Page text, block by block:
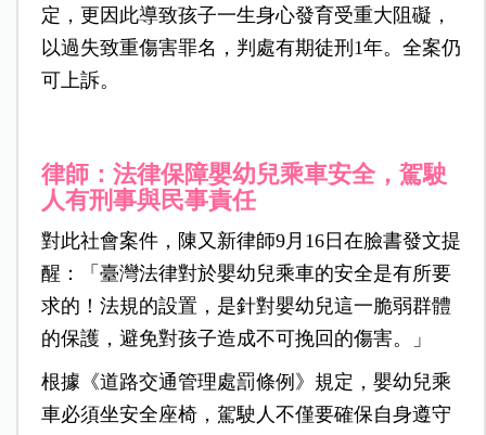
定，更因此導致孩子一生身心發育受重大阻礙，
以過失致重傷害罪名，判處有期徒刑1年。全案仍
可上訴。
律師：法律保障嬰幼兒乘車安全，駕駛
人有刑事與民事責任
對此社會案件，陳又新律師9月16日在臉書發文提
醒：「臺灣法律對於嬰幼兒乘車的安全是有所要
求的！法規的設置，是針對嬰幼兒這一脆弱群體
的保護，避免對孩子造成不可挽回的傷害。」
根據《道路交通管理處罰條例》規定，嬰幼兒乘
車必須坐安全座椅，駕駛人不僅要確保自身遵守